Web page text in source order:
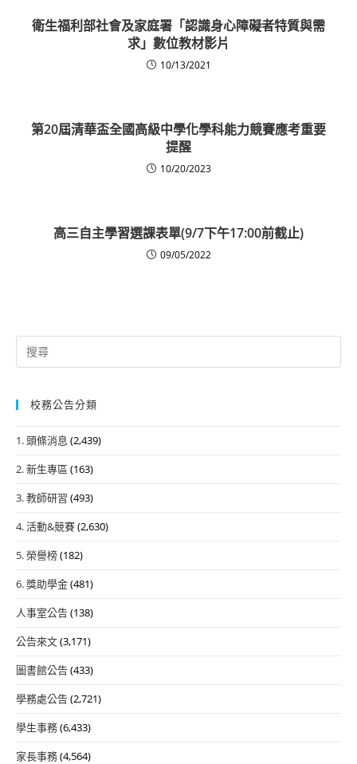
衛生福利部社會及家庭署「認識身心障礙者特質與需
求」數位教材影片
10/13/2021
第20屆清華盃全國高級中學化學科能力競賽應考重要
提醒
10/20/2023
高三自主學習選課表單(9/7下午17:00前截止)
09/05/2022
Search
for:
校務公告分類
1. 頭條消息 (2,439)
2. 新生專區 (163)
3. 教師研習 (493)
4. 活動&競賽(2,630)
5. 榮譽榜(182)
6. 獎助學金(481)
人事室公告(138)
公告來文(3,171)
圖書館公告(433)
學務處公告(2,721)
學生事務(6,433)
家長事務(4,564)